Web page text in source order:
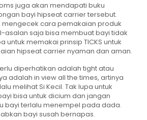
juga akan mendapati buku
bayi hipseat carrier tersebut.
mengecek cara pemakaian produk
asalan saja bisa membuat bayi tidak
untuk memakai prinsip TICKS untuk
hipseat carrier nyaman dan aman.
diperhatikan adalah tight atau
adalah in view all the times, artinya
melihat Si Kecil. Tak lupa untuk
bisa untuk dicium dan jangan
bayi terlalu menempel pada dada.
bayi susah bernapas.